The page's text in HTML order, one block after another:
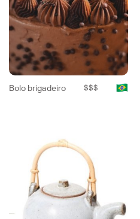
Bolo brigadeiro $$$